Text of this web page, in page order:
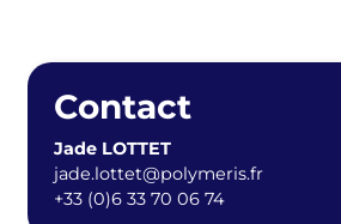
Contact
Jade LOTTET
jade.lottet@polymeris.fr
+33 (0)6 33 70 06 74